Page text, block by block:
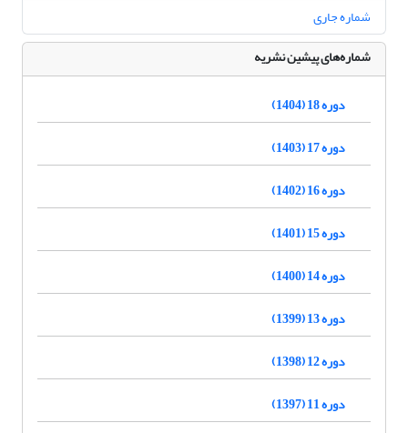
شماره جاری
شماره‌های پیشین نشریه
دوره 18 (1404)
دوره 17 (1403)
دوره 16 (1402)
دوره 15 (1401)
دوره 14 (1400)
دوره 13 (1399)
دوره 12 (1398)
دوره 11 (1397)